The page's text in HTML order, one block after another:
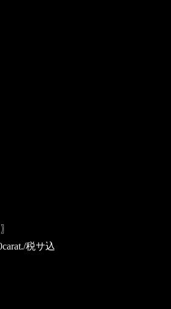
〗
税サ込